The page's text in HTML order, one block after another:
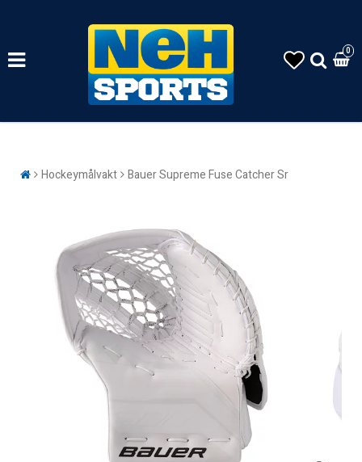
0
Hockeymålvakt Bauer Supreme Fuse Catcher Sr